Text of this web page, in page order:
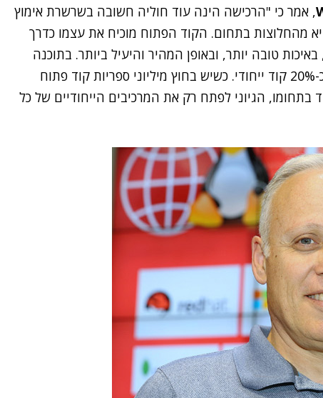
, אמר כי "הרכישה הינה עוד חוליה חשובה בשרשרת אימוץ
מהחלוצות בתחום. הקוד הפתוח מוכיח את עצמו כדרך
טובה יותר, ובאופן המהיר והיעיל ביותר. בתוכנה
מסחרית יש כיום 80% קוד פתוח, שמעליו כ-20% קוד ייחודי. כשיש בחוץ מיליוני ספריות קוד פתוח
הגיוני לפתח רק את המרכיבים הייחודיים של כל